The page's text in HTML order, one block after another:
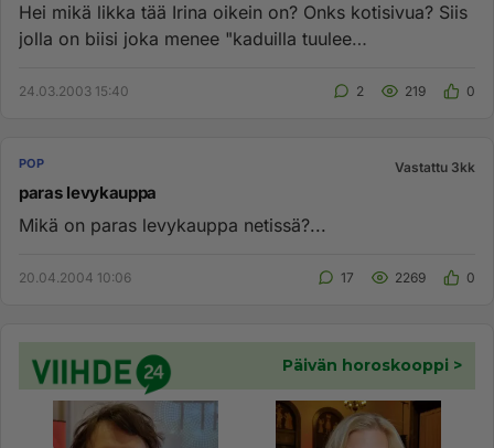
Hei mikä likka tää Irina oikein on? Onks kotisivua? Siis
jolla on biisi joka menee "kaduilla tuulee
24.03.2003 15:40 2 219 0
POP Vastattu 3kk
paras levykauppa
Mikä on paras levykauppa netissä?...
20.04.2004 10:06 17 2269 0